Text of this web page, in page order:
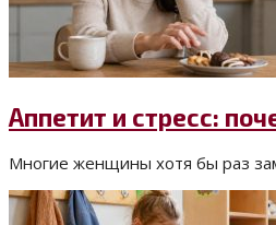
Аппетит и стресс:
Многие женщины хотя бы раз